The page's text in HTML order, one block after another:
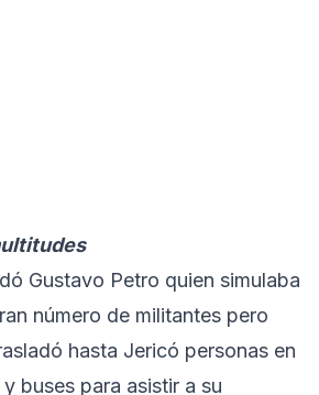
Gustavo Petro quien simulaba
número de militantes pero
hasta Jericó personas en
buses para asistir a su